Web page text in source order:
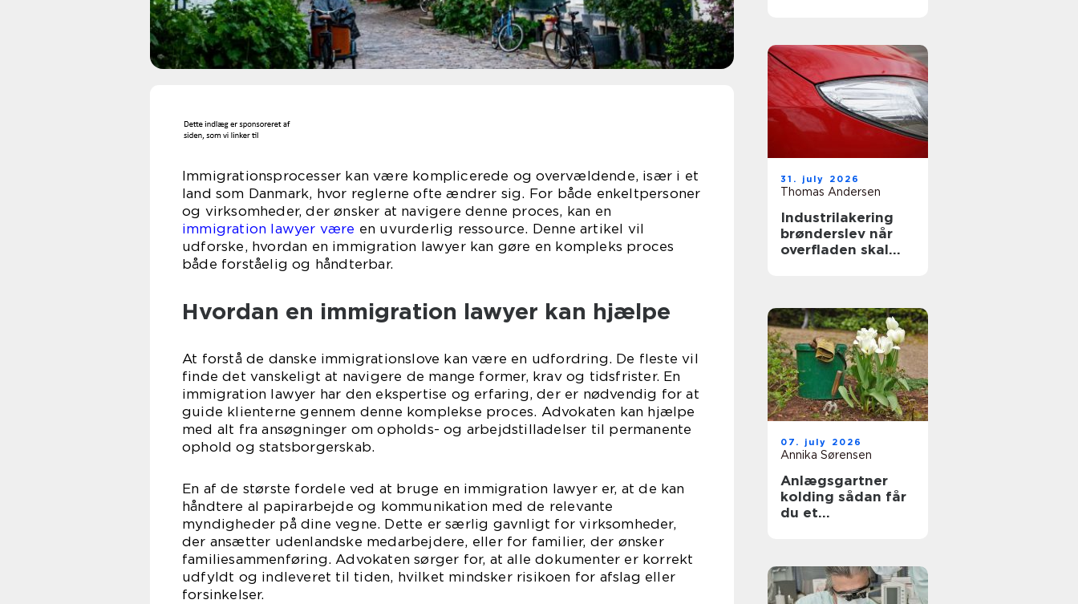
Immigrationsprocesser kan være komplicerede og overvældende, især i et
land som Danmark, hvor reglerne ofte ændrer sig. For både enkeltpersoner
og virksomheder, der ønsker at navigere denne proces, kan en
immigration lawyer være en uvurderlig ressource. Denne artikel vil
udforske, hvordan en immigration lawyer kan gøre en kompleks proces
både forståelig og håndterbar.
Hvordan en immigration lawyer kan hjælpe
At forstå de danske immigrationslove kan være en udfordring. De fleste vil
finde det vanskeligt at navigere de mange former, krav og tidsfrister. En
immigration lawyer har den ekspertise og erfaring, der er nødvendig for at
guide klienterne gennem denne komplekse proces. Advokaten kan hjælpe
med alt fra ansøgninger om opholds- og arbejdstilladelser til permanente
ophold og statsborgerskab.
En af de største fordele ved at bruge en immigration lawyer er, at de kan
håndtere al papirarbejde og kommunikation med de relevante
myndigheder på dine vegne. Dette er særlig gavnligt for virksomheder,
der ansætter udenlandske medarbejdere, eller for familier, der ønsker
familiesammenføring. Advokaten sørger for, at alle dokumenter er korrekt
udfyldt og indleveret til tiden, hvilket mindsker risikoen for afslag eller
forsinkelser.
31. july 2026
Thomas Andersen
Industrilakering
brønderslev når
overfladen skal
07. july 2026
Annika Sørensen
Anlægsgartner
kolding sådan får
du et